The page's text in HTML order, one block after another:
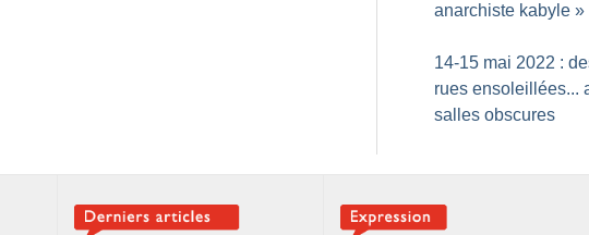
anarchiste kabyle »
14-15 mai 2022 :
rues ensoleillées...
salles obscures